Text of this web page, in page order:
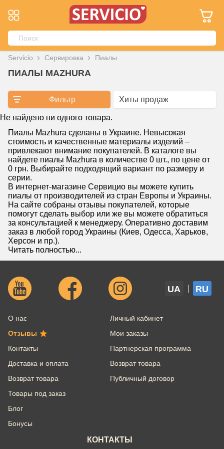
Servicio Сервировка Пиалы
ПИАЛЫ MAZHURA
Фильтр
Не найдено ни одного товара.
Пиалы Mazhura сделаны в Украине. Невысокая
стоимость и качественные материалы изделий –
привлекают внимание покупателей. В каталоге вы
найдете пиалы Mazhura в количестве 0 шт., по цене от
0 грн. Выбирайте подходящий вариант по размеру и
серии.
В интернет-магазине Сервицио вы можете купить
пиалы от производителей из стран Европы и Украины.
На сайте собраны отзывы покупателей, которые
помогут сделать выбор или же вы можете обратиться
за консультацией к менеджеру. Оперативно доставим
заказ в любой город Украины (Киев, Одесса, Харьков,
Херсон и пр.).
Читать полностью...
UA RU
О нас
Отзывы
Контакты
Доставка и оплата
Возврат товара
Товары под заказ
Блог
Бонусы
Личный кабинет
Мои заказы
Партнерская программа
Возврат товара
Публичный договор
КОНТАКТЫ